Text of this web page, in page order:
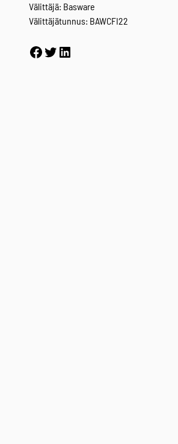
Välittäjä: Basware
Välittäjätunnus: BAWCFI22
Twitter